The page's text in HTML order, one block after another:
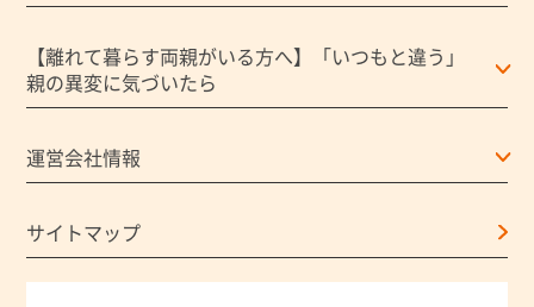
【離れて暮らす両親がいる方へ】「いつもと違う」
親の異変に気づいたら
運営会社情報
サイトマップ